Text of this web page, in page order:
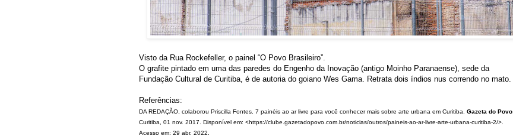
Visto da Rua Rockefeller, o painel “O Povo Brasileiro”.
O grafite pintado em uma das paredes do Engenho da Inovação (antigo Moinho Paranaense), sede da
Fundação Cultural de Curitiba, é de autoria do goiano Wes Gama. Retrata dois índios nus correndo no mato.
Referências:
DA REDAÇÃO, colaborou Priscilla Fontes. 7 painéis ao ar livre para você conhecer mais sobre arte urbana em Curitiba. Gazeta do Povo
Curitiba, 01 nov. 2017. Disponível em: <https://clube.gazetadopovo.com.br/noticias/outros/paineis-ao-ar-livre-arte-urbana-curitiba-2/>.
Acesso em: 29 abr. 2022.